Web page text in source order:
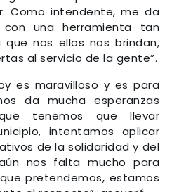
Como intendente, me da
una herramienta tan
nos ellos nos brindan,
al servicio de la gente”.
es maravilloso y es para
da mucha esperanzas
tenemos que llevar
intentamos aplicar
de la solidaridad y del
nos falta mucho para
pretendemos, estamos